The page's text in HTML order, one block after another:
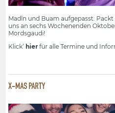
Madln und Buam aufgepasst:
uns an sechs Wochenenden
Mordsgaudi!
Klick‘ hier für alle Termine und
X-MAS PARTY